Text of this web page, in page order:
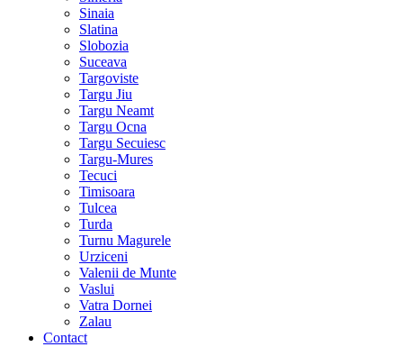
Sinaia
Slatina
Slobozia
Suceava
Targoviste
Targu Jiu
Targu Neamt
Targu Ocna
Targu Secuiesc
Targu-Mures
Tecuci
Timisoara
Tulcea
Turda
Turnu Magurele
Urziceni
Valenii de Munte
Vaslui
Vatra Dornei
Zalau
Contact